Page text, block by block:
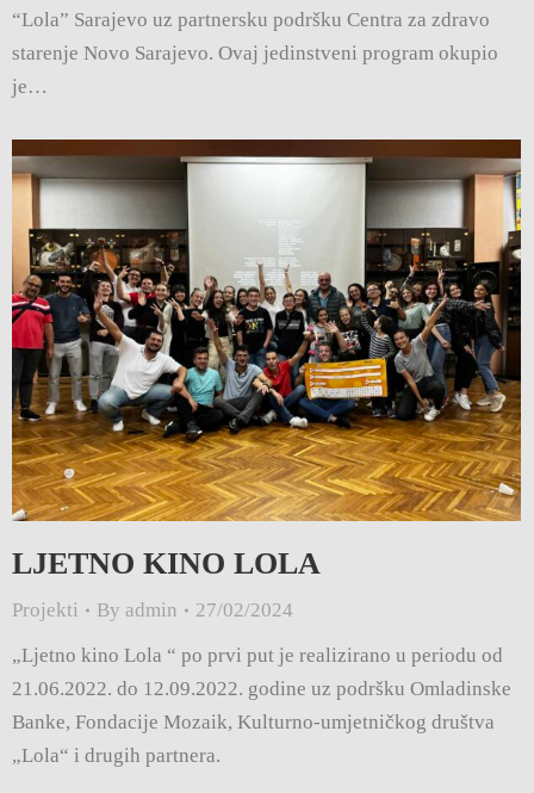
“Lola” Sarajevo uz partnersku podršku Centra za zdravo
starenje Novo Sarajevo. Ovaj jedinstveni program okupio
je…
LJETNO KINO LOLA
Projekti By admin
27/02/2024
„Ljetno kino Lola “ po prvi put je realizirano u periodu od
21.06.2022. do 12.09.2022. godine uz podršku Omladinske
Banke, Fondacije Mozaik, Kulturno-umjetničkog društva
„Lola“ i drugih partnera.